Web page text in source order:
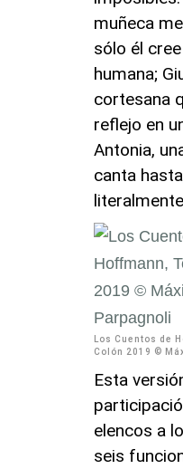
muñeca
sólo él
humana;
cortesana
reflejo en
Antonia,
canta
Los Cuentos de
Colón 2019 ©
Esta
elencos a
seis